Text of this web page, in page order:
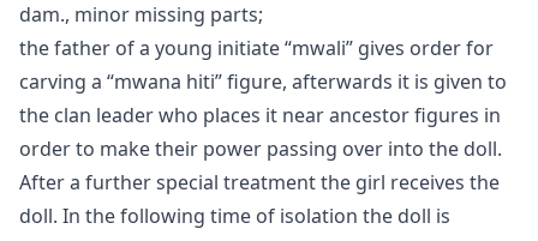
dam., minor missing parts;
the father of a young initiate “mwali” gives order for
carving a “mwana hiti” figure, afterwards it is given to
the clan leader who places it near ancestor figures in
order to make their power passing over into the doll.
After a further special treatment the girl receives the
doll. In the following time of isolation the doll is